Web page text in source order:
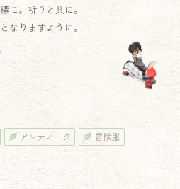
に。祈りと共に。
なりますように。
アンティーク 冒険服